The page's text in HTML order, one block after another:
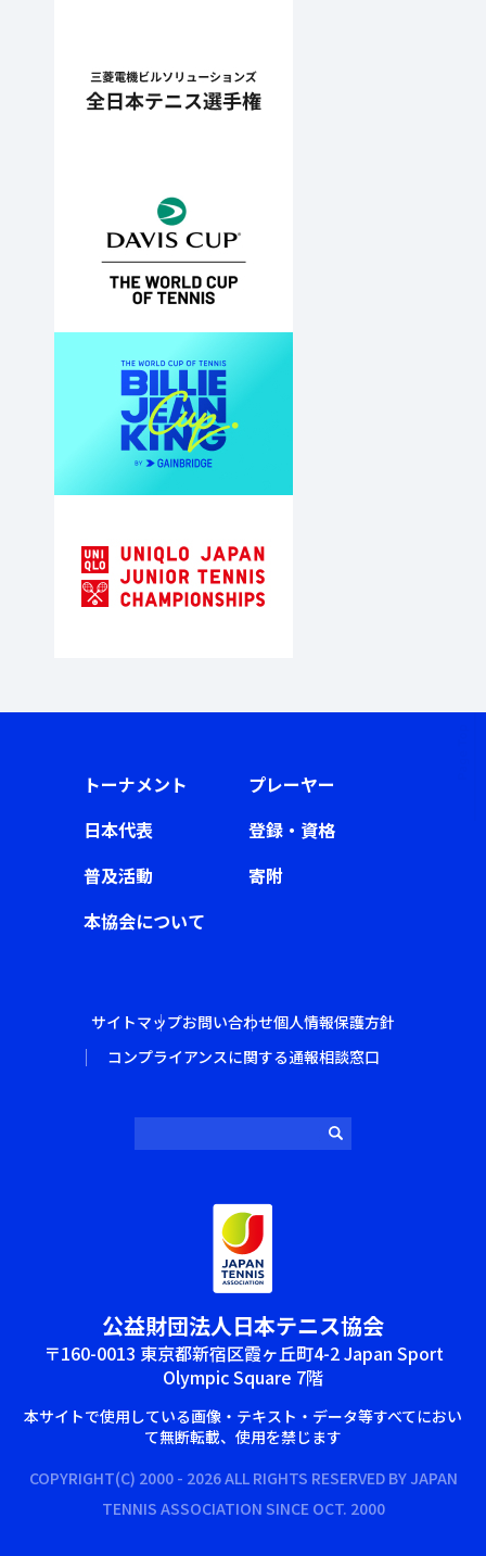
トーナメント
プレーヤー
日本代表
登録・資格
普及活動
寄附
本協会について
サイトマップお問い合わせ個人情報保護方針
コンプライアンスに関する通報相談窓口
公益財団法⼈⽇本テニス協会
〒160-0013 東京都新宿区霞ヶ丘町4-2 Japan Sport
Olympic Square 7階
本サイトで使⽤している画像‧テキスト‧データ等すべてにおい
て無断転載、使⽤を禁じます
COPYRIGHT(C) 2000 - 2026 ALL RIGHTS RESERVED BY JAPAN
TENNIS ASSOCIATION SINCE OCT. 2000